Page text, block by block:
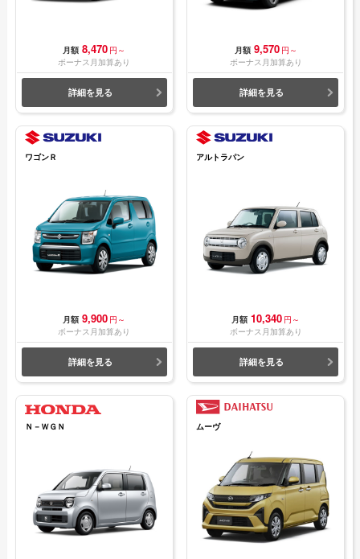
月額 8,470 円～
ボーナス月加算あり
詳細を見る
月額 9,570 円～
ボーナス月加算あり
詳細を見る
ワゴンＲ
月額 9,900 円～
ボーナス月加算あり
詳細を見る
アルトラパン
月額 10,340 円～
ボーナス月加算あり
詳細を見る
Ｎ－ＷＧＮ ムーヴ